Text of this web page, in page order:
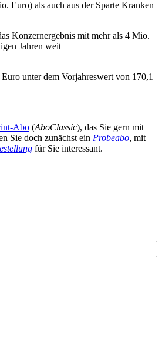
Euro) als auch aus der Sparte Kranken
Konzernergebnis mit mehr als 4 Mio.
Jahren weit
unter dem Vorjahreswert von 170,1
Abo (AboClassic), das Sie gern mit
Sie doch zunächst ein Probeabo, mit
für Sie interessant.